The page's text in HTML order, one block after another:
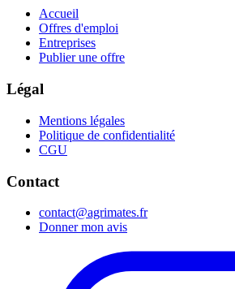
Accueil
Offres d'emploi
Entreprises
Publier une offre
Légal
Mentions légales
Politique de confidentialité
CGU
Contact
contact@agrimates.fr
Donner mon avis